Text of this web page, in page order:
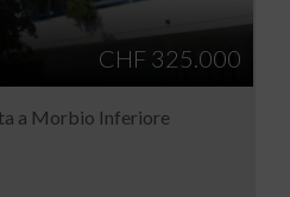
CHF 325.000
a Morbio Inferiore